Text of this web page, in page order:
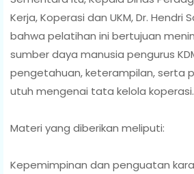
Kerja, Koperasi dan UKM, Dr. Hendri
bahwa pelatihan ini bertujuan
sumber daya manusia pengurus
pengetahuan, keterampilan, serta
utuh mengenai tata kelola koperasi.
Materi yang diberikan meliputi:
Kepemimpinan dan penguatan